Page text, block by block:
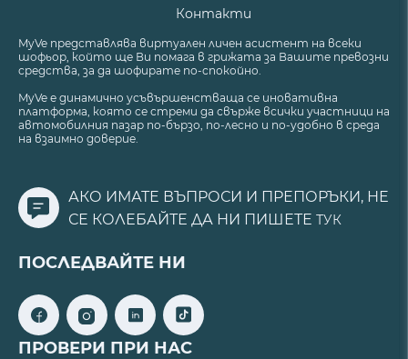
Контакти
MyVe представлява виртуален личен асистент на всеки
шофьор, който ще Ви помага в грижата за Вашите превозни
средства, за да шофирате по-спокойно.
MyVe е динамично усъвършенстваща се иновативна
платформа, която се стреми да свърже всички участници на
автомобилния пазар по-бързо, по-лесно и по-удобно в среда
на взаимно доверие.
АКО ИМАТЕ ВЪПРОСИ И ПРЕПОРЪКИ, НЕ
СЕ КОЛЕБАЙТЕ ДА НИ ПИШЕТЕ ТУК
ПОСЛЕДВАЙТЕ НИ
ПРОВЕРИ ПРИ НАС